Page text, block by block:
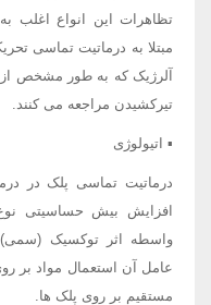
تظاهرات این انواع اغلب
مبتلا به درماتیت تماسی
آلرژیک که به طور مشخص
تیرکشیدن مراجعه می کنند.
▪ اتیولوژی
درماتیت تماسی پلک در
واسطه اثر توکسیک
عامل آن استعمال مواد بر
مستقیم بر روی پلک ها.